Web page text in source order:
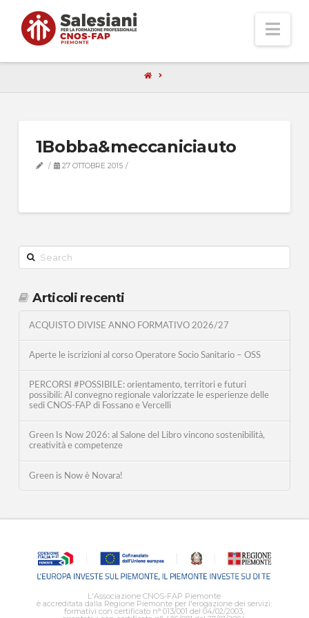
1Bobba&meccaniciauto
27 OTTOBRE 2015
Search
Articoli recenti
ACQUISTO DIVISE ANNO FORMATIVO 2026/27
Aperte le iscrizioni al corso Operatore Socio Sanitario – OSS
PERCORSI #POSSIBILE: orientamento, territori e futuri
possibili: Al convegno regionale valorizzate le esperienze delle
sedi CNOS-FAP di Fossano e Vercelli
Green Is Now 2026: al Salone del Libro vincono sostenibilità,
creatività e competenze
Green is Now è Novara!
L'Associazione CNOS-FAP Piemonte
è accreditata dalla Regione Piemonte per l'erogazione dei servizi:
formativi con certificato n° 013/001 del 04/02/2003,